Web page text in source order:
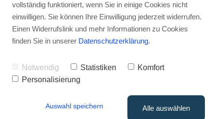
Internal Linking Tool
Stephan Ochmann
Du hast aber absolut keine Lust,
dich stundenlang in Handbücher für
komplexe Desktop-Software zu
vollständig funktioniert, wenn Sie in einige Cookies nicht
einwilligen. Sie können Ihre Einwilligung jederzeit widerrufen.
Einen Widerrufslink und mehr Informationen zu Cookies
finden Sie in unserer Datenschutzerklärung.
Notwendig Statistiken
Komfort
Personalisierung
Auswahl speichern Alle auswählen